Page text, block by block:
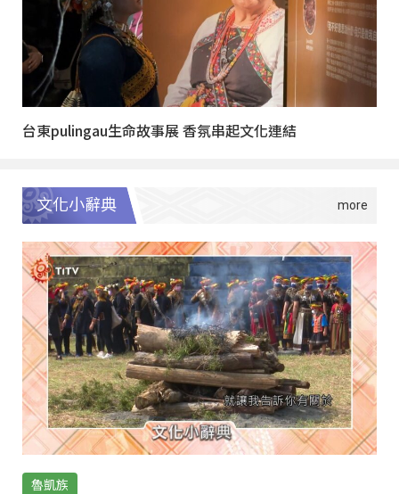
台東pulingau生命故事展 香氛串起文化連結
文化小辭典
魯凱族